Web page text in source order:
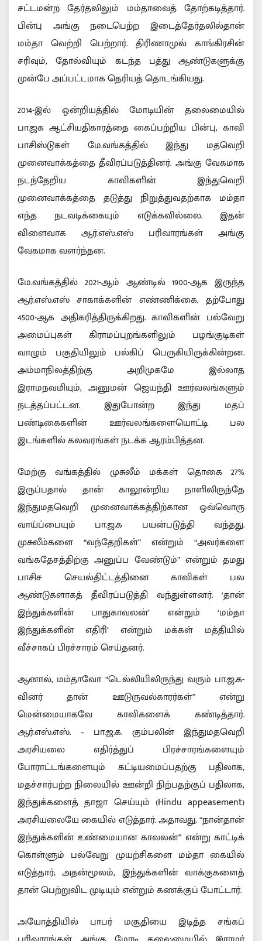
சட்டமன்ற தேர்தலிலும் மம்தாவைத் தோற்கடித்தார்.
பின்பு அங்கு நடைபெற்ற இடைத்தேர்தலில்தான்
மம்தா வெற்றி பெற்றார். திரிணாமுல் காங்கிரசின்
சரிவும், தோல்வியும் கடந்த பத்து ஆண்டுகளுக்கு
முன்பே அப்பட்டமாக தெரியத் தொடங்கியது.
2014-இல் ஒன்றியத்தில் மோடியின் தலைமையில்
பா.ஜக ஆட்சியதிகாரத்தை கைப்பற்றிய பின்பு, காவி
பாசிஸ்டுகள் மே.வங்கத்தில் இந்து மதவெறி
முனைவாக்கத்தை தீவிரப்படுத்தினர். அங்கு வேகமாக
நடந்தேறிய காவிகளின் இந்துவெறி
முனைவாக்கத்தை தடுத்து நிறுத்துவதற்காக மம்தா
எந்த நடவடிக்கையும் எடுக்கவில்லை. இதன்
விளைவாக ஆர்.எஸ்.எஸ் பரிவாரங்கள் அங்கு
வேகமாக வளர்ந்தன.
மே.வங்கத்தில் 2021-ஆம் ஆண்டில் 1900-ஆக இருந்த
ஆர்.எஸ்.எஸ் சாகாக்களின் எண்ணிக்கை, தற்போது
4500-ஆக அதிகரித்திருக்கிறது. காவிகளின் பல்வேறு
அமைப்புகள் கிராமப்புறங்களிலும் பழங்குடிகள்
வாழும் பகுதியிலும் பல்கிப் பெருகியிருக்கின்றன.
அம்மாநிலத்திற்கு அறிமுகமே இல்லாத
இராமநவமியும், அனுமன் ஜெயந்தி ஊர்வலங்களும்
நடத்தப்பட்டன. இதுபோன்ற இந்து மதப்
பண்டிகைகளின் ஊர்வலங்களையொட்டி பல
இடங்களில் கலவரங்கள் நடக்க ஆரம்பித்தன.
மேற்கு வங்கத்தில் முசுலீம் மக்கள் தொகை 27%
இருப்பதால் தான் காலூன்றிய நாளிலிருந்தே
இந்துமதவெறி முனைவாக்கத்திற்கான ஒவ்வொரு
வாய்ப்பையும் பா.ஜ.க பயன்படுத்தி வந்தது.
முசுலீம்களை “வந்தேறிகள்” என்றும் “அவர்களை
வங்கதேசத்திற்கு அனுப்ப வேண்டும்” என்றும் தமது
பாசிச செயல்திட்டத்தினை காவிகள் பல
ஆண்டுகளாகத் தீவிரப்படுத்தி வந்துள்ளனர். ‘தான்
இந்துக்களின் பாதுகாவலன்’ என்றும் ‘மம்தா
இந்துக்களின் எதிரி’ என்றும் மக்கள் மத்தியில்
வீச்சாகப் பிரச்சாரம் செய்தனர்.
ஆனால், மம்தாவோ “டெல்லியிலிருந்து வரும் பா.ஜ.க-
வினர் தான் ஊடுருவல்காரர்கள்” என்று
மென்மையாகவே காவிகளைக் கண்டித்தார்.
ஆர்.எஸ்.எஸ். – பா.ஜ.க. கும்பலின் இந்துமதவெறி
அரசியலை எதிர்த்துப் பிரச்சாரங்களையும்
போராட்டங்களையும் கட்டியமைப்பதற்கு பதிலாக,
மதச்சார்பற்ற நிலையில் ஊன்றி நிற்பதற்குப் பதிலாக,
இந்துக்களைத் தாஜா செய்யும் (Hindu appeasement)
அரசியலையே கையில் எடுத்தார். அதாவது, “நான்தான்
இந்துக்களின் உண்மையான காவலன்” என்று காட்டிக்
கொள்ளும் பல்வேறு முயற்சிகளை மம்தா கையில்
எடுத்தார்; அதன்மூலம், இந்துக்களின் வாக்குகளைத்
தான் பெற்றுவிட முடியும் என்றும் கணக்குப் போட்டார்.
அயோத்தியில் பாபர் மசூதியை இடித்த சங்கப்